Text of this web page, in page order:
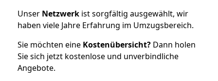
Unser Netzwerk ist sorgfältig ausgewählt, wir
haben viele Jahre Erfahrung im Umzugsbereich.
Sie möchten eine Kostenübersicht? Dann holen
Sie sich jetzt kostenlose und unverbindliche
Angebote.